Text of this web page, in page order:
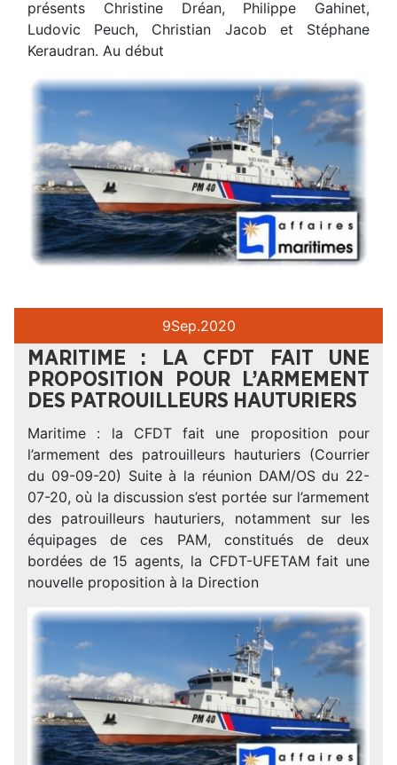
présents Christine Dréan, Philippe Gahinet,
Ludovic Peuch, Christian Jacob et Stéphane
Keraudran. Au début
9Sep.2020
MARITIME : LA CFDT FAIT UNE
PROPOSITION POUR L’ARMEMENT
DES PATROUILLEURS HAUTURIERS
Maritime : la CFDT fait une proposition pour
l’armement des patrouilleurs hauturiers (Courrier
du 09-09-20) Suite à la réunion DAM/OS du 22-
07-20, où la discussion s’est portée sur l’armement
des patrouilleurs hauturiers, notamment sur les
équipages de ces PAM, constitués de deux
bordées de 15 agents, la CFDT-UFETAM fait une
nouvelle proposition à la Direction